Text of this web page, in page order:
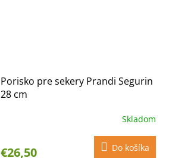
Porisko pre sekery Prandi Segurin
28 cm
Skladom
€26,50 Do košíka